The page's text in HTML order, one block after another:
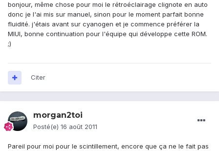
bonjour, même chose pour moi le rétroéclairage clignote en auto
donc je l'ai mis sur manuel, sinon pour le moment parfait bonne
fluidité. j'étais avant sur cyanogen et je commence préférer la
MIUI, bonne continuation pour l'équipe qui développe cette ROM.
;)
Citer
morgan2toi
Posté(e) 16 août 2011
Pareil pour moi pour le scintillement, encore que ça ne le fait pas